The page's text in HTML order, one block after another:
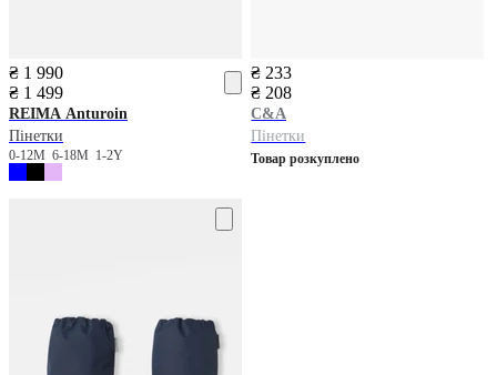
₴ 1 990
₴ 1 499
REIMA Anturoin
Пінетки
0-12М 6-18M 1-2Y
₴ 233
₴ 208
C&A
Пінетки
Товар розкуплено